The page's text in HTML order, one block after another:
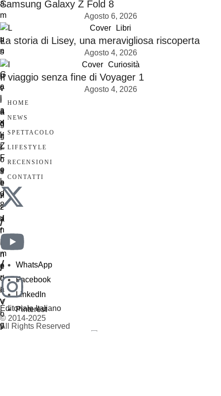
Samsung Galaxy Z Fold 8
Agosto 6, 2026
Cover
Libri
La storia di Lisey, una meravigliosa riscoperta
Agosto 4, 2026
Cover
Curiosità
Il viaggio senza fine di Voyager 1
Agosto 4, 2026
HOME
NEWS
SPETTACOLO
LIFESTYLE
RECENSIONI
CONTATTI
/
/
Editoriale Italiano
© 2014-2025
All Rights Reserved
WhatsApp
Facebook
LinkedIn
Pinterest